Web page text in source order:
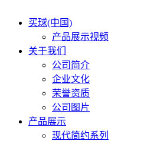
买球(中国)
产品展示视频
关于我们
公司简介
企业文化
荣誉资质
公司图片
产品展示
现代简约系列